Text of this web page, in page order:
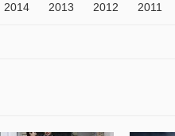
2014 2013 2012 2011